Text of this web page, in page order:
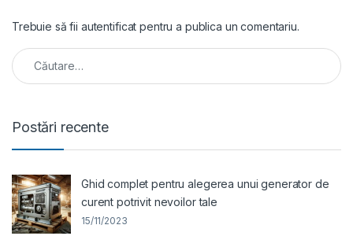
Trebuie să fii autentificat pentru a publica un comentariu.
Caută după:
Postări recente
Ghid complet pentru alegerea unui generator de
curent potrivit nevoilor tale
15/11/2023